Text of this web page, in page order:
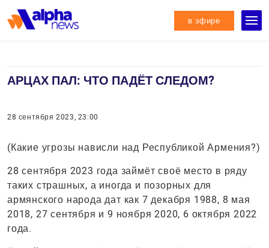
в эфире
АРЦАХ ПАЛ: ЧТО ПАДЁТ СЛЕДОМ?
28 сентября 2023, 23:00
(Какие угрозы нависли над Республикой Армения?)
28 сентября 2023 года займёт своё место в ряду
таких страшных, а иногда и позорных для
армянского народа дат как 7 декабря 1988, 8 мая
2018, 27 сентября и 9 ноября 2020, 6 октября 2022
года.